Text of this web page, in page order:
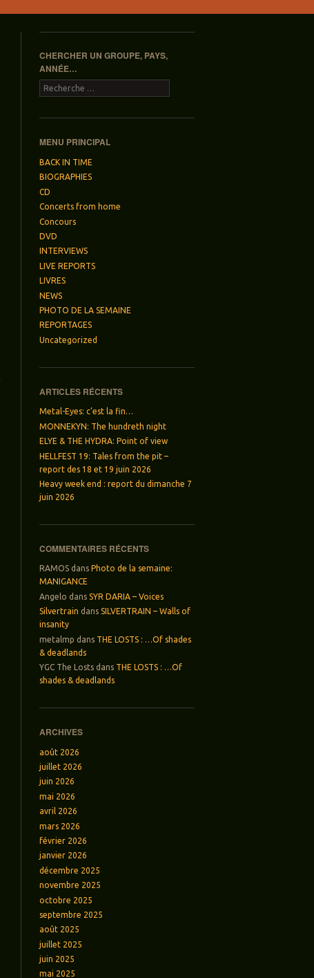
CHERCHER UN GROUPE, PAYS,
ANNÉE…
Recherche
MENU PRINCIPAL
BACK IN TIME
BIOGRAPHIES
CD
Concerts from home
Concours
DVD
INTERVIEWS
LIVE REPORTS
LIVRES
NEWS
PHOTO DE LA SEMAINE
REPORTAGES
Uncategorized
ARTICLES RÉCENTS
Metal-Eyes: c’est la fin…
MONNEKYN: The hundreth night
ELYE & THE HYDRA: Point of view
HELLFEST 19: Tales from the pit –
report des 18 et 19 juin 2026
Heavy week end : report du dimanche 7
juin 2026
COMMENTAIRES RÉCENTS
RAMOS dans Photo de la semaine:
MANIGANCE
Angelo dansSYR DARIA – Voices
Silvertrain dansSILVERTRAIN – Walls of
insanity
metalmp dans THE LOSTS : …Of shades
& deadlands
YGC The Losts dans THE LOSTS : …Of
shades & deadlands
ARCHIVES
août 2026
juillet 2026
juin 2026
mai 2026
avril 2026
mars 2026
février 2026
janvier 2026
décembre 2025
novembre 2025
octobre 2025
septembre 2025
août 2025
juillet 2025
juin 2025
mai 2025